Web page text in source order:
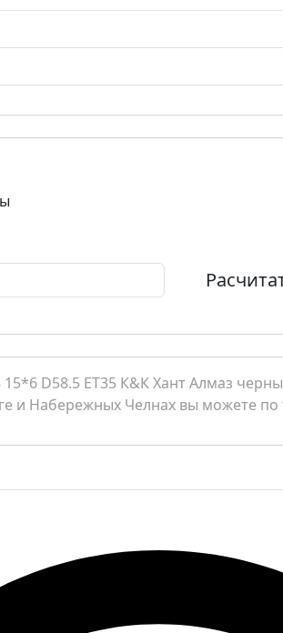
D58.5 ET35 К&К Хант Алмаз
и Набережных Челнах вы можете по